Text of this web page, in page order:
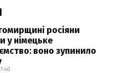
росіяни
у німецьке
воно зупинило